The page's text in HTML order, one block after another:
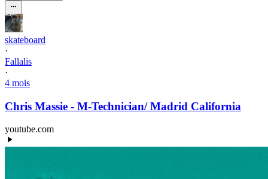
skateboard
·
Fallalis
·
4 mois
Chris Massie - M-Technician/ Madrid California
youtube.com